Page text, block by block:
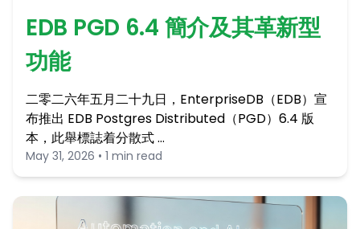
EDB PGD 6.4 簡介及其革新型
功能
二零二六年五月二十九日，EnterpriseDB（EDB）宣
布推出 EDB Postgres Distributed（PGD）6.4 版
本，此舉標誌着分散式 …
May 31, 2026 • 1 min read